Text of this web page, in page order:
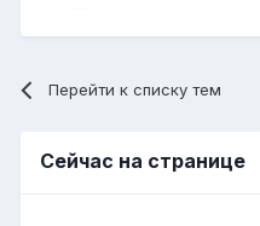
Перейти к списку тем
Сейчас на странице